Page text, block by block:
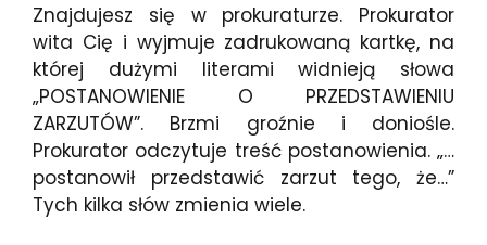
Znajdujesz się w prokuraturze. Prokurator
wita Cię i wyjmuje zadrukowaną kartkę, na
której dużymi literami widnieją słowa
„POSTANOWIENIE O PRZEDSTAWIENIU
ZARZUTÓW”. Brzmi groźnie i doniośle.
Prokurator odczytuje treść postanowienia. „…
postanowił przedstawić zarzut tego, że…”
Tych kilka słów zmienia wiele.